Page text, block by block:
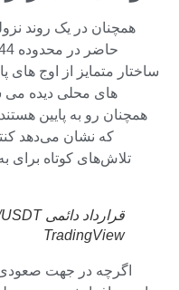
ساختار متمایز از اوج های
های محلی دیده می
همچنان رو به پایین
که نشان می‌دهد
تلاش‌های کوتاه
TradingView
اگرچه در جهت